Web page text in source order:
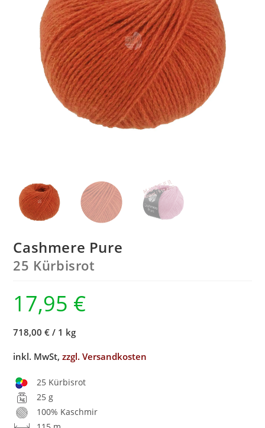
Cashmere Pure
25 Kürbisrot
17,95 €
718,00 € / 1 kg
inkl. MwSt,zzgl. Versandkosten
25 Kürbisrot
25 g
100% Kaschmir